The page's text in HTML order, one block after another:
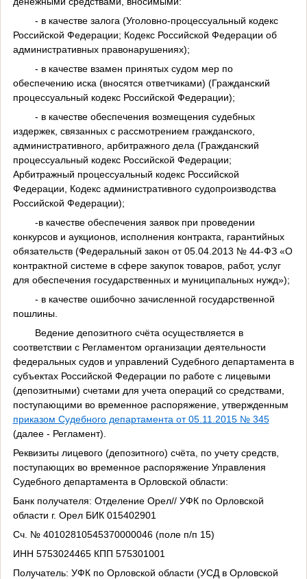
- в качестве залога (Уголовно-процессуальный кодекс
Российской Федерации; Кодекс Российской Федерации об
административных правонарушениях);
- в качестве взамен принятых судом мер по
обеспечению иска (вносятся ответчиками) (Гражданский
процессуальный кодекс Российской Федерации);
- в качестве обеспечения возмещения судебных
издержек, связанных с рассмотрением гражданского,
административного, арбитражного дела (Гражданский
процессуальный кодекс Российской Федерации;
Арбитражный процессуальный кодекс Российской
Федерации, Кодекс административного судопроизводства
Российской Федерации);
-в качестве обеспечения заявок при проведении
конкурсов и аукционов, исполнения контракта, гарантийных
обязательств (Федеральный закон от 05.04.2013 № 44-ФЗ «О
контрактной системе в сфере закупок товаров, работ, услуг
для обеспечения государственных и муниципальных нужд»);
- в качестве ошибочно зачисленной государственной
пошлины.
Ведение депозитного счёта осуществляется в
соответствии с Регламентом организации деятельности
федеральных судов и управлений Судебного департамента в
субъектах Российской Федерации по работе с лицевыми
(депозитными) счетами для учета операций со средствами,
поступающими во временное распоряжение, утвержденным
приказом Судебного департамента от 05.11.2015 № 345
(далее - Регламент).
Реквизиты лицевого (депозитного) счёта, по учету средств,
поступающих во временное распоряжение Управления
Судебного департамента в Орловской области:
Банк получателя: Отделение Орел// УФК по Орловской
области г. Орел БИК 015402901
Сч. № 40102810545370000046 (поле п/п 15)
ИНН 5753024465 КПП 575301001
Получатель: УФК по Орловской области (УСД в Орловской